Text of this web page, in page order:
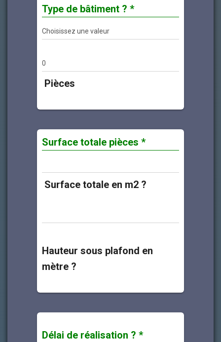
Type de bâtiment ? *
Pièces
Surface totale pièces *
Surface totale en m2 ?
Hauteur sous plafond en
mètre ?
Délai de réalisation ? *